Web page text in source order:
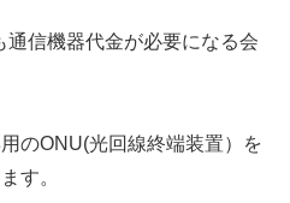
信機器代金が必要になる会
のONU(光回線終端装置）を
す。